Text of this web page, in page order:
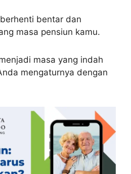
bentar dan
masa pensiun kamu.
masa yang indah
mengaturnya dengan